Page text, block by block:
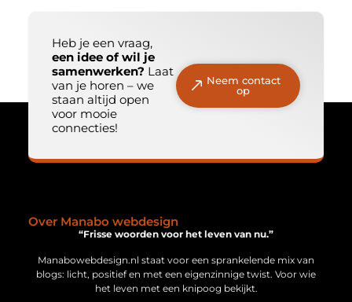
Heb je een vraag,
een idee of wil je
samenwerken? Laat
van je horen – we
staan altijd open
voor mooie
connecties!
Neem contact
op
Over Manabo webdesign
“Frisse woorden voor het leven van nu.”
Manabowebdesign.nl staat voor een sprankelende mix van
blogs: licht, positief en met een eigenzinnige twist. Voor wie
het leven met een knipoog bekijkt.